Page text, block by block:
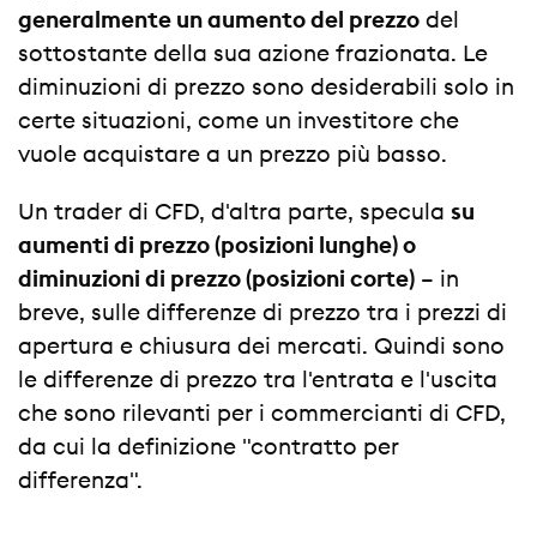
generalmente un aumento del prezzo del
sottostante della sua azione frazionata. Le
diminuzioni di prezzo sono desiderabili solo in
certe situazioni, come un investitore che
vuole acquistare a un prezzo più basso.
Un trader di CFD, d'altra parte, specula su
aumenti di prezzo (posizioni lunghe) o
diminuzioni di prezzo (posizioni corte) – in
breve, sulle differenze di prezzo tra i prezzi di
apertura e chiusura dei mercati. Quindi sono
le differenze di prezzo tra l'entrata e l'uscita
che sono rilevanti per i commercianti di CFD,
da cui la definizione "contratto per
differenza".